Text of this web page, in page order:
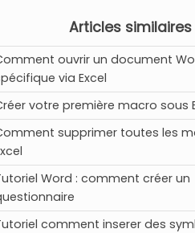
Articles similaires
ouvrir un document
via Excel
votre première macro sous
supprimer toutes les
Word : comment créer un
comment inserer des